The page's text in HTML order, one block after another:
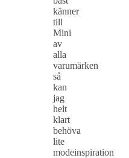
känner
till
Mini
av
alla
varumärken
så
kan
jag
helt
klart
behöva
lite
modeinspiration